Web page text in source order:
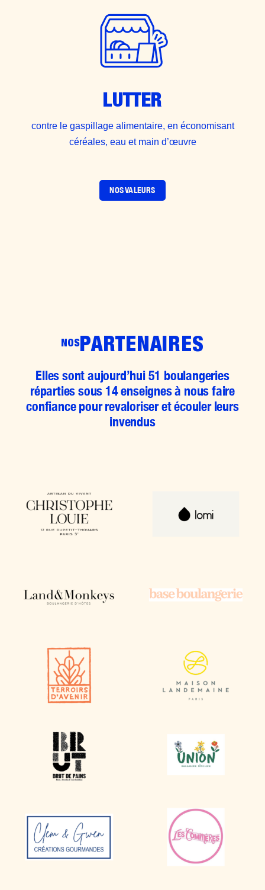
LUTTER
contre le gaspillage alimentaire, en économisant
céréales, eau et main d’œuvre
NOS VALEURS
NOSPARTENAIRES
Elles sont aujourd’hui 51 boulangeries
réparties sous 14 enseignes à nous faire
confiance pour revaloriser et écouler leurs
invendus